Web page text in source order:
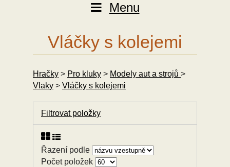
Menu
Vláčky s kolejemi
Hračky > Pro kluky > Modely aut a strojů >
Vlaky > Vláčky s kolejemi
Filtrovat položky
Řazení podle
Počet položek